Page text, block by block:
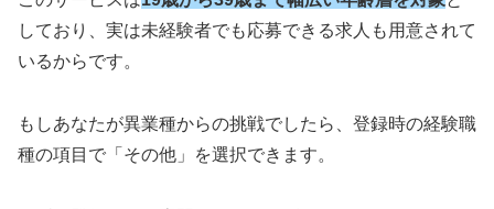
しており、実は未経験者でも応募できる求人も用意されて
いるからです。
もしあなたが異業種からの挑戦でしたら、登録時の経験職
種の項目で「その他」を選択できます。